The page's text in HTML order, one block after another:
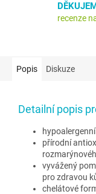
recenze
Popis Diskuze
Detailní popis
přírodní
vyvážený
pro zdravou
chelátové